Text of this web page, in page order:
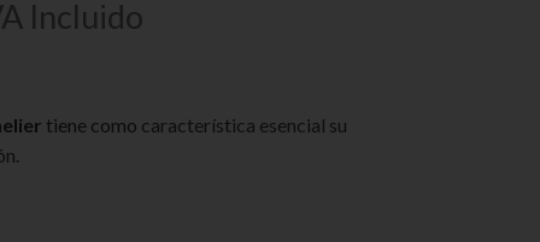
Incluido
tiene como característica esencial su